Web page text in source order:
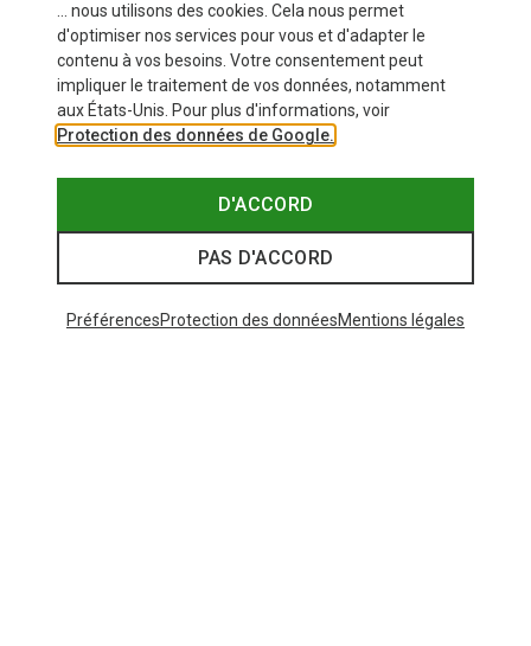
... nous utilisons des cookies. Cela nous permet
d'optimiser nos services pour vous et d'adapter le
contenu à vos besoins. Votre consentement peut
impliquer le traitement de vos données, notamment
aux États-Unis. Pour plus d'informations, voir
Protection des données de Google.
D'ACCORD
PAS D'ACCORD
PréférencesProtection des donnéesMentions légales